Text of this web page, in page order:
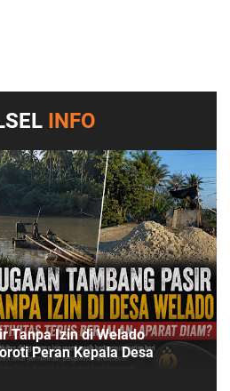
INFO
Tanpa Izin di Welado
Peran Kepala Desa